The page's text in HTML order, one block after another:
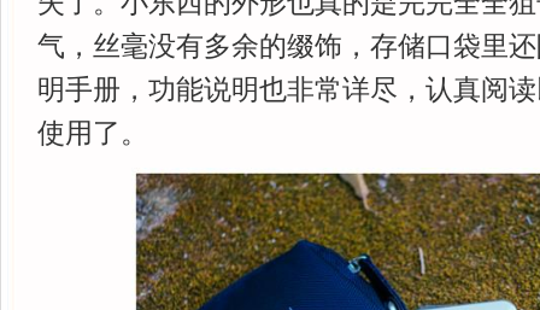
气，丝毫没有多余的缀饰，存储口袋里
明手册，功能说明也非常详尽，认真阅
使用了。